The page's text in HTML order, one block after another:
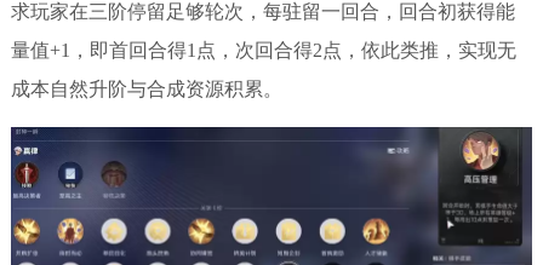
求玩家在三阶停留足够轮次，每驻留一回合，回合初获得能
量值+1，即首回合得1点，次回合得2点，依此类推，实现无
成本自然升阶与合成资源积累。